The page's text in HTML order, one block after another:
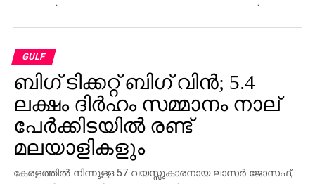
GULF
ബിഗ് ടിക്കറ്റ് ബിഗ് വിന്‍; 5.4
ലക്ഷം ദിര്‍ഹം സമ്മാനം നാല്
പേര്‍ക്കിടയില്‍ രണ്ട്
മലയാളികളും
കേരളത്തില്‍ നിന്നുള്ള 57 വയസ്സുകാരനായ ലാസര്‍ ജോസഫ്,